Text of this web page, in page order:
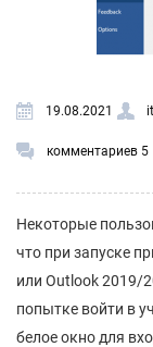
19.08.2021
комментариев 5
Некоторые
что при запуске
или Outlook 2019/
попытке войти в
белое окно для